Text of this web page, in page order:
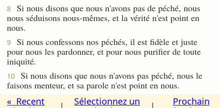
8
Si nous disons que nous n'avons pas de péché, nous
nous séduisons nous-mêmes, et la vérité n'est point en
nous.
9
Si nous confessons nos péchés, il est fidèle et juste
pour nous les pardonner, et pour nous purifier de toute
iniquité.
10
Si nous disons que nous n'avons pas péché, nous le
faisons menteur, et sa parole n'est point en nous.
« Recent
Sélectionnez un
Prochain